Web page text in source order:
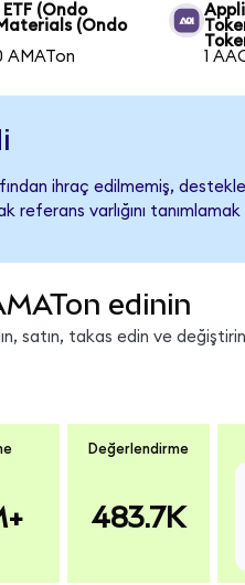
(Ondo
(Ondo
AMATon
1
ihraç edilmemiş,
varlığını tanımlamak
edinin
satın, takas edin ve
Değerlendirme
483.7K